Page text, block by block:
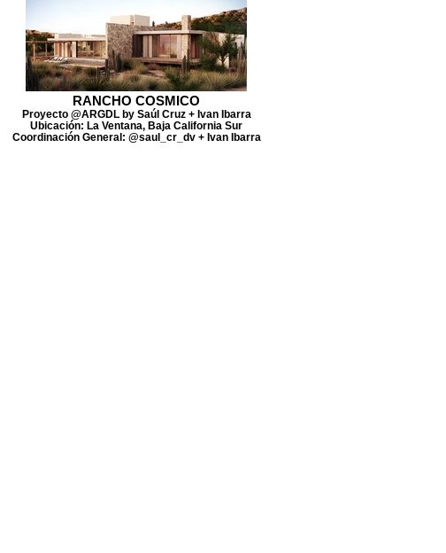
RANCHO COSMICO
Proyecto @ARGDL by Saúl Cruz + Ivan Ibarra
Ubicación: La Ventana, Baja California Sur
Coordinación General: @saul_cr_dv + Ivan Ibarra